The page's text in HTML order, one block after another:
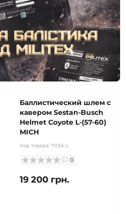
Баллистический шлем с
кавером Sestan-Busch
Helmet Coyote L-(57-60)
MICH
Код товара: 7034-L
0
19 200 грн.